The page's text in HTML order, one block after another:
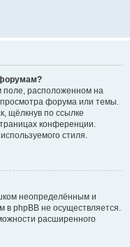
поле, расположенном на
форума или темы.
щёлкнув по ссылке
конференции.
стиля.
неопределённым и
в phpBB не осуществляется.
расширенного